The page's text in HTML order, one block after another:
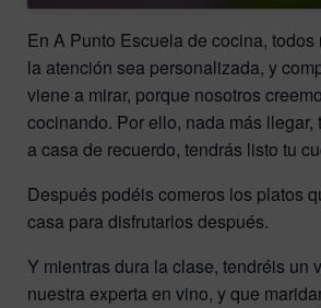
En A Punto Escuela de cocina,
la atención sea personalizada, y
viene a mirar, porque nosotros
cocinando. Por ello, nada más
a casa de recuerdo, tendrás listo tu
Después podéis comeros los platos
casa para disfrutarlos después.
Y mientras dura la clase, tendréis un
nuestra experta en vino, y que